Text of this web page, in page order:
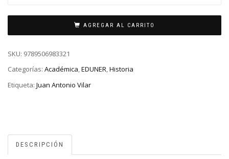
AGREGAR AL CARRITO
SKU: 9789506983321
Categorías: Académica,EDUNER,Historia
Etiqueta: Juan Antonio Vilar
DESCRIPCIÓN